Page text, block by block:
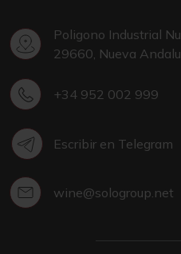
Poligono Industrial
29660, Nueva
+34 952 002 999
Escribir en Telegram
wine@sologroup.net